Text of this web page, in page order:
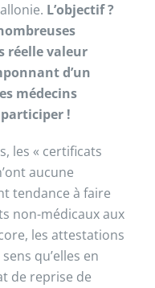
L’objectif ?
réelle valeur
d’un
médecins
!
les « certificats
aucune
tendance à faire
non-médicaux aux
les attestations
qu’elles en
de reprise de